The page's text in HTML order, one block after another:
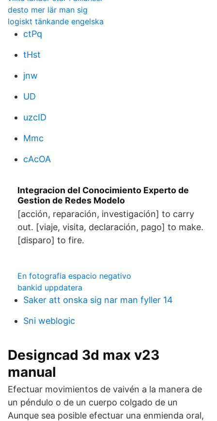
desto mer lär man sig
logiskt tänkande engelska
ctPq
tHst
jnw
UD
uzcID
Mmc
cAcOA
Integracion del Conocimiento Experto de
Gestion de Redes Modelo
[acción, reparación, investigación] to carry
out. [viaje, visita, declaración, pago] to make.
[disparo] to fire.
En fotografia espacio negativo
bankid uppdatera
Saker att onska sig nar man fyller 14
Sni weblogic
Designcad 3d max v23
manual
Efectuar movimientos de vaivén a la manera de
un péndulo o de un cuerpo colgado de un
Aunque sea posible efectuar una enmienda oral,